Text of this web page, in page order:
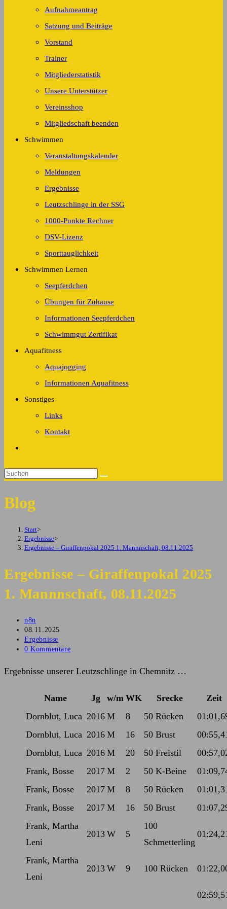
Aufnahmeantrag
Satzung und Beiträge
Vorstand
Trainer
Mitgliederstatistik
Unsere Unterstützer
Vereinsshop
Mitgliedschaft beenden
Schwimmen
Veranstaltungskalender
Meldungen
Ergebnisse
Leutzschlinge in der SSG
1000-Punkte Rechner
DSV-Lizenz
Sporttauglichkeit
Schwimmen Lernen
Seepferdchen
Übungen für Zuhause
Informationen Seepferdchen
Schwimmgut Zertifikat
Aquafitness
Aquajogging
Informationen Aquafitness
Sonstiges
Links
Kontakt
umschalten
Diese
durchsuchen
Blog
Start>
Ergebnisse>
Ergebnisse – Giraffenpokal 2025 1. Mannnschaft, 08.11.2025
Ergebnisse – Giraffenpokal 2025
1. Mannnschaft, 08.11.2025
Beitrags-
Autor:
n8n
Beitrag
veröffentlicht:
08.11.2025
Beitrags-
Kategorie:
Ergebnisse
Beitrags-
0 Kommentare
Ergebnisse unserer Leutzschlinge in Chemnitz …
Name Jg w/m WK Srecke
Zeit
Dornblut, Luca 2016 M 8 50 Rücken
Dornblut, Luca 2016 M 16 50 Brust
Dornblut, Luca 2016 M 20 50 Freistil
Frank, Bosse
2017 M 2 50 K-Beine
Frank, Bosse
2017 M 8 50 Rücken
Frank, Bosse
2017 M 16 50 Brust
Frank, Martha
Leni
2013 W 5
100
Schmetterling
Frank, Martha
Leni
2013 W 9 100 Rücken